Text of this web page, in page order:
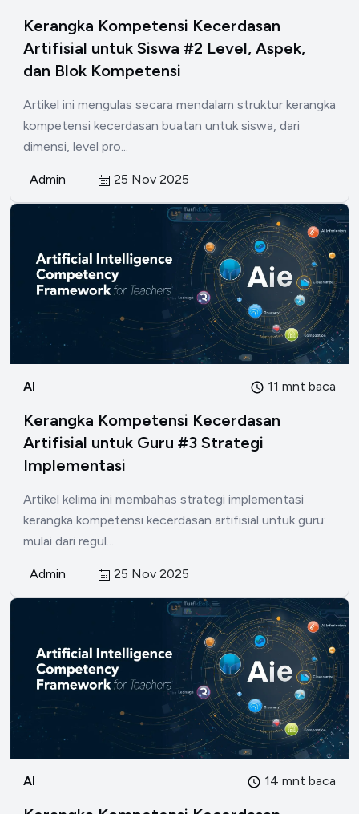
Kerangka Kompetensi Kecerdasan
Artifisial untuk Siswa #2 Level, Aspek,
dan Blok Kompetensi
Artikel ini mengulas secara mendalam struktur kerangka
kompetensi kecerdasan buatan untuk siswa, dari
dimensi, level pro...
Admin 25 Nov 2025
AI 11 mnt baca
Kerangka Kompetensi Kecerdasan
Artifisial untuk Guru #3 Strategi
Implementasi
Artikel kelima ini membahas strategi implementasi
kerangka kompetensi kecerdasan artifisial untuk guru:
mulai dari regul...
Admin 25 Nov 2025
AI 14 mnt baca